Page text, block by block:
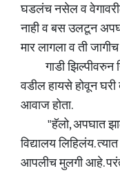
घडलंच नसेल व
नाही व बस उलटून
मार लागला व ती
गाडी झिल्पीवरुन
वडील हायसे होवून
आवाज होता.
"हॅलो, अपघात
विद्यालय लिहिलंय.
आपलीच मुलगी आहे.